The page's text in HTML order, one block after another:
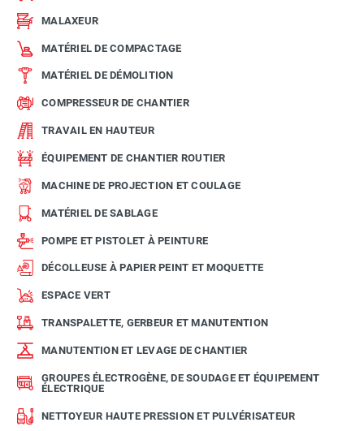
MALAXEUR
MATÉRIEL DE COMPACTAGE
MATÉRIEL DE DÉMOLITION
COMPRESSEUR DE CHANTIER
TRAVAIL EN HAUTEUR
ÉQUIPEMENT DE CHANTIER ROUTIER
MACHINE DE PROJECTION ET COULAGE
MATÉRIEL DE SABLAGE
POMPE ET PISTOLET À PEINTURE
DÉCOLLEUSE À PAPIER PEINT ET MOQUETTE
ESPACE VERT
TRANSPALETTE, GERBEUR ET MANUTENTION
MANUTENTION ET LEVAGE DE CHANTIER
GROUPES ÉLECTROGÈNE, DE SOUDAGE ET ÉQUIPEMENT
ÉLECTRIQUE
NETTOYEUR HAUTE PRESSION ET PULVÉRISATEUR